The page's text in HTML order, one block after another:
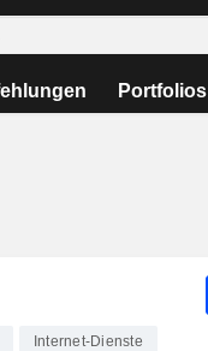
Portfolios
Internet-Dienste